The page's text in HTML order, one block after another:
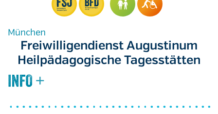
München
Freiwilligendienst Augustinum
Heilpädagogische Tagesstätten